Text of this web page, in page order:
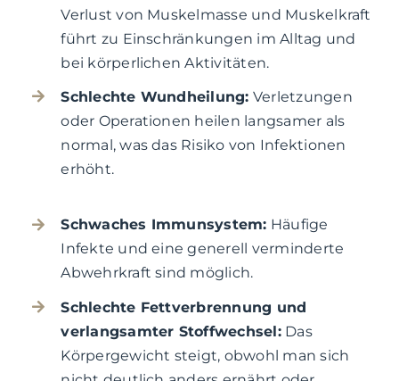
Verlust von Muskelmasse und Muskelkraft
führt zu Einschränkungen im Alltag und
bei körperlichen Aktivitäten.
Schlechte Wundheilung: Verletzungen
oder Operationen heilen langsamer als
normal, was das Risiko von Infektionen
erhöht.
Schwaches Immunsystem: Häufige
Infekte und eine generell verminderte
Abwehrkraft sind möglich.
Schlechte Fettverbrennung und
verlangsamter Stoffwechsel:Das
Körpergewicht steigt, obwohl man sich